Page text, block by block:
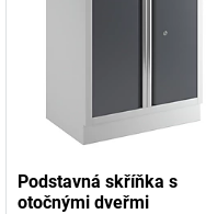
Podstavná skříňka s
otočnými dveřmi